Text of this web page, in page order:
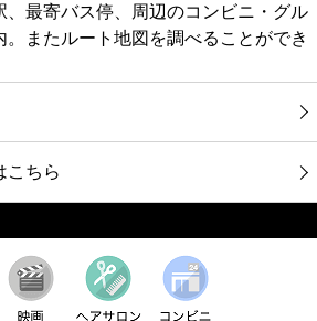
、最寄バス停、周辺のコンビニ・グル
。またルート地図を調べることができ
こちら